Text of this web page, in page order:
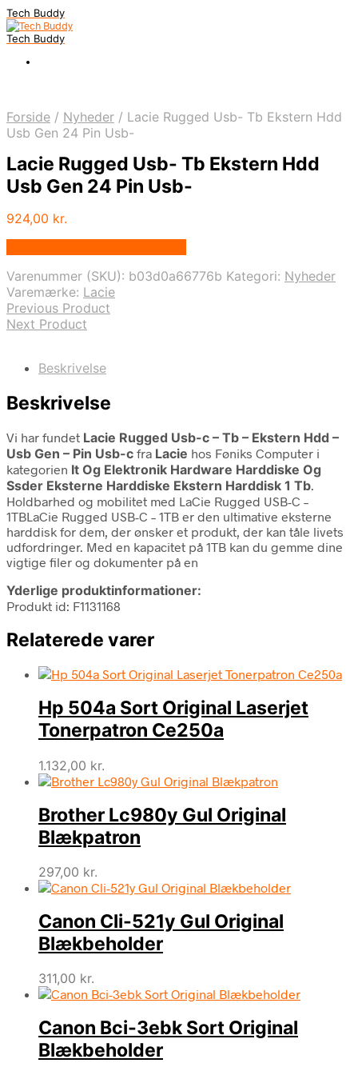
Tech Buddy
Tech Buddy
Forside / Nyheder / Lacie Rugged Usb- Tb Ekstern Hdd
Usb Gen 24 Pin Usb-
Lacie Rugged Usb- Tb Ekstern Hdd
Usb Gen 24 Pin Usb-
924,00 kr.
Varenummer (SKU): b03d0a66776b Kategori: Nyheder
Varemærke: Lacie
Previous Product
Next Product
Beskrivelse
Beskrivelse
Vi har fundet Lacie Rugged Usb-c – Tb – Ekstern Hdd –
Usb Gen – Pin Usb-c fra Lacie hos Føniks Computer i
kategorien It Og Elektronik Hardware Harddiske Og
Ssder Eksterne Harddiske Ekstern Harddisk 1 Tb.
Holdbarhed og mobilitet med LaCie Rugged USB-C –
1TBLaCie Rugged USB-C – 1TB er den ultimative eksterne
harddisk for dem, der ønsker et produkt, der kan tåle livets
udfordringer. Med en kapacitet på 1TB kan du gemme dine
vigtige filer og dokumenter på en
Yderlige produktinformationer:
Produkt id: F1131168
Relaterede varer
Hp 504a Sort Original Laserjet
Tonerpatron Ce250a
1.132,00 kr.
Brother Lc980y Gul Original
Blækpatron
297,00 kr.
Canon Cli-521y Gul Original
Blækbeholder
311,00 kr.
Canon Bci-3ebk Sort Original
Blækbeholder